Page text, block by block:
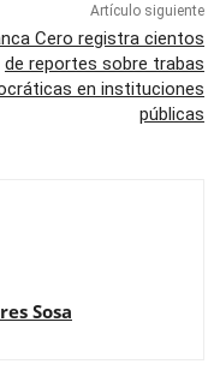
Artículo siguiente
Cero registra cientos
de reportes sobre trabas
en instituciones
públicas
Sosa